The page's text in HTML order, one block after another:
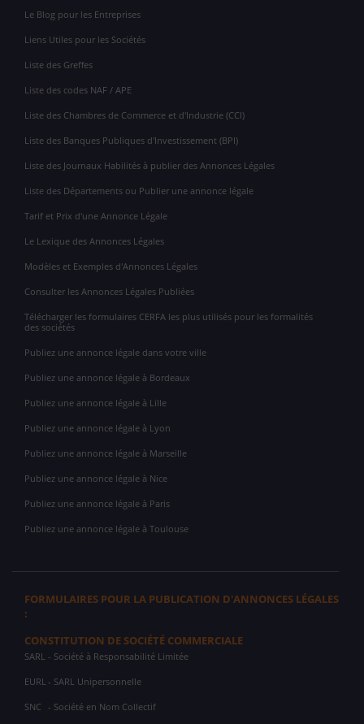
Le Blog pour les Entreprises
Liens Utiles pour les Sociétés
Liste des Greffes
Liste des codes NAF / APE
Liste des Chambres de Commerce et d'Industrie (CCI)
Liste des Banques Publiques d'Investissement (BPI)
Liste des Journaux Habilités à publier des Annonces Légales
Liste des Départements ou Publier une annonce légale
Tarif et Prix d'une Annonce Légale
Le Lexique des Annonces Légales
Modèles et Exemples d'Annonces Légales
Consulter les Annonces Légales Publiées
Télécharger les formulaires CERFA les plus utilisés pour les formalités
des sociétés
Publiez une annonce légale dans votre ville
Publiez une annonce légale à Bordeaux
Publiez une annonce légale à Lille
Publiez une annonce légale à Lyon
Publiez une annonce légale à Marseille
Publiez une annonce légale à Nice
Publiez une annonce légale à Paris
Publiez une annonce légale à Toulouse
FORMULAIRES POUR LA PUBLICATION D'ANNONCES LÉGALES
:
CONSTITUTION DE SOCIÉTÉ COMMERCIALE
SARL - Société à Responsabilité Limitée
EURL - SARL Unipersonnelle
SNC - Société en Nom Collectif